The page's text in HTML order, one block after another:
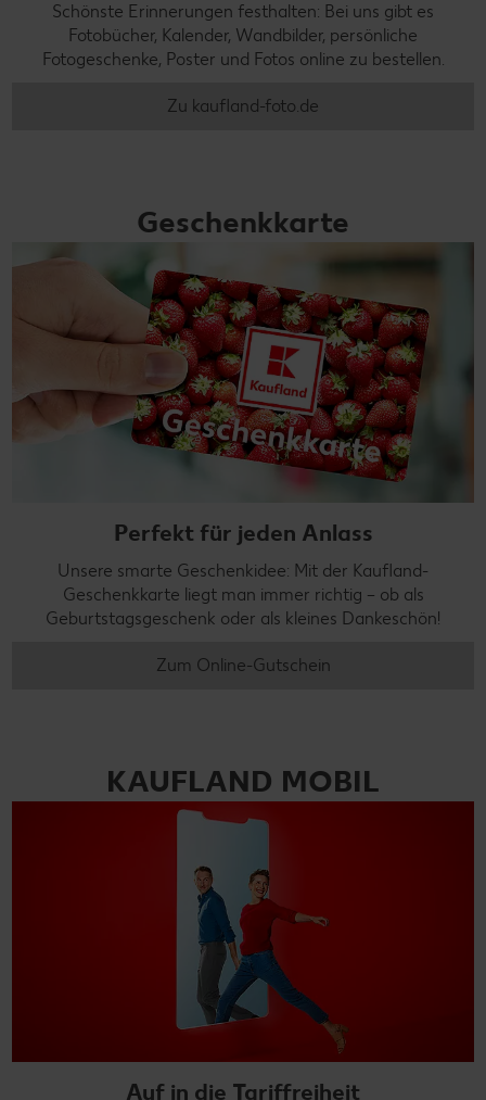
Schönste Erinnerungen festhalten: Bei uns gibt es
Fotobücher, Kalender, Wandbilder, persönliche
Fotogeschenke, Poster und Fotos online zu bestellen.
Zu kaufland-foto.de
Geschenkkarte
Perfekt für jeden Anlass
Unsere smarte Geschenkidee: Mit der Kaufland-
Geschenkkarte liegt man immer richtig – ob als
Geburtstagsgeschenk oder als kleines Dankeschön!
Zum Online-Gutschein
KAUFLAND MOBIL
Auf in die Tariffreiheit